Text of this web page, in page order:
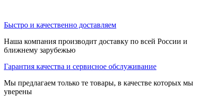
Быстро и качественно доставляем
Наша компания производит доставку по всей России и
ближнему зарубежью
Гарантия качества и сервисное обслуживание
Мы предлагаем только те товары, в качестве которых мы
уверены